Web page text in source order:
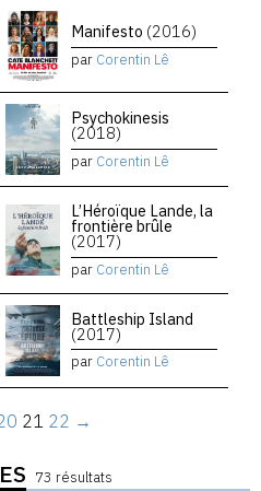
Manifesto (2016)
par Corentin Lê
Psychokinesis
(2018)
par Corentin Lê
L’Héroïque Lande, la
frontière brûle
(2017)
par Corentin Lê
Battleship Island
(2017)
par Corentin Lê
21 22 →
73 résultats